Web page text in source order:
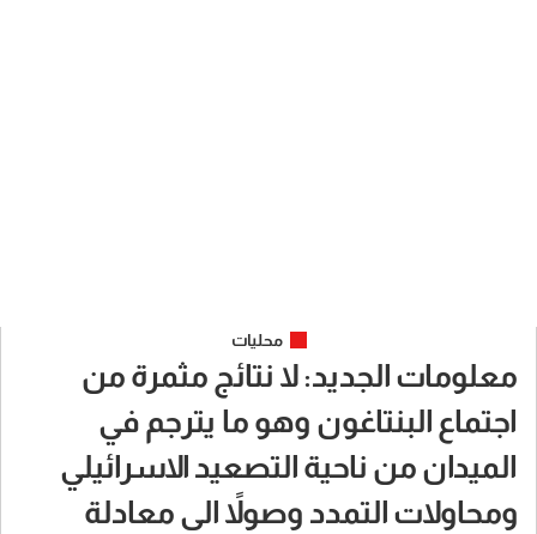
محليات
معلومات الجديد: لا نتائج مثمرة من
اجتماع البنتاغون وهو ما يترجم في
الميدان من ناحية التصعيد الاسرائيلي
ومحاولات التمدد وصولاً الى معادلة